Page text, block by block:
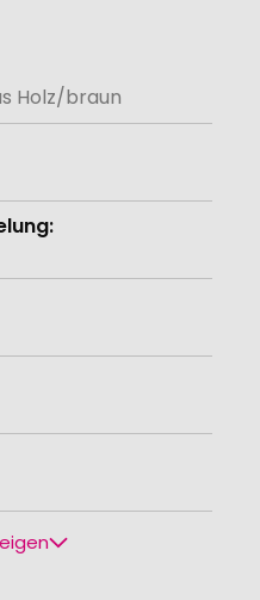
Holz/braun